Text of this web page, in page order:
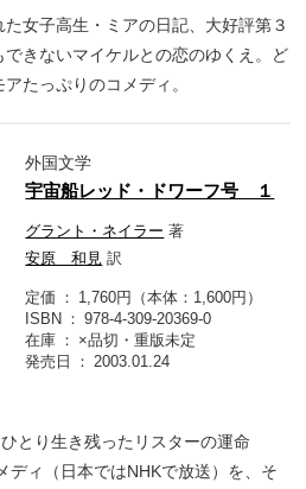
女子高生・ミアの日記、大好評第３
きないマイケルとの恋のゆくえ。ど
たっぷりのコメディ。
外国文学
宇宙船レッド・ドワーフ号 １
グラント・ネイラー 著
安原 和見 訳
定価
1,760円（本体：1,600円）
ISBN
978-4-309-20369-0
在庫
×品切・重版未定
発売日
2003.01.24
とり生き残ったリスターの運命
ィ（日本ではNHKで放送）を、そ